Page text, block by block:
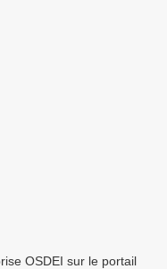
OSDEI sur le portail